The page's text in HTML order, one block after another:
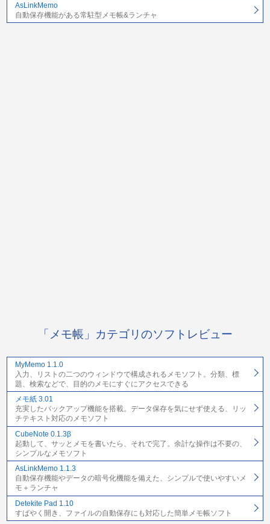
AsLinkMemo
自動保存機能がある常駐型メモ帳&ランチャ
「メモ帳」カテゴリのソフトレビュー
MyMemo 1.1.0
入力、リストの二つのウィンドウで構成されるメモソフト。分類、標
題、検索などで、目的のメモにすぐにアクセスできる
メモ紙 3.01
充実したバックアップ機能を搭載。データ保存を気にせず使える、リッ
チテキスト対応のメモソフト
CubeNote 0.1.3β
起動して、サッとメモを書いたら、それで完了。余計な操作は不要の、
シンプルなメモソフト
AsLinkMemo 1.1.3
自動保存機能やデータの暗号化機能を備えた、シンプルで使いやすいメ
モ＋ランチャ
Detekite Pad 1.10
すばやく開き、ファイルの自動保存にも対応した簡単メモ帳ソフト